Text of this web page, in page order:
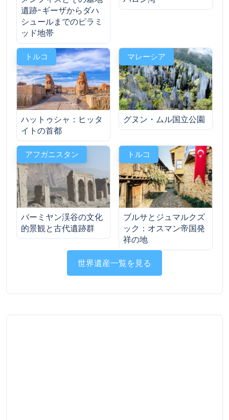
遺跡-ギーザからダハ
シュールまでのピラミ
ッド地帯
トルコ
ハットゥシャ：ヒッタ
イトの首都
マレーシア
グヌン・ムル国立公園
アフガニスタン
バーミヤン渓谷の文化
的景観と古代遺跡群
トルコ
ブルサとジュマルクズ
ック：オスマン帝国発
祥の地
世界遺産一覧を見る